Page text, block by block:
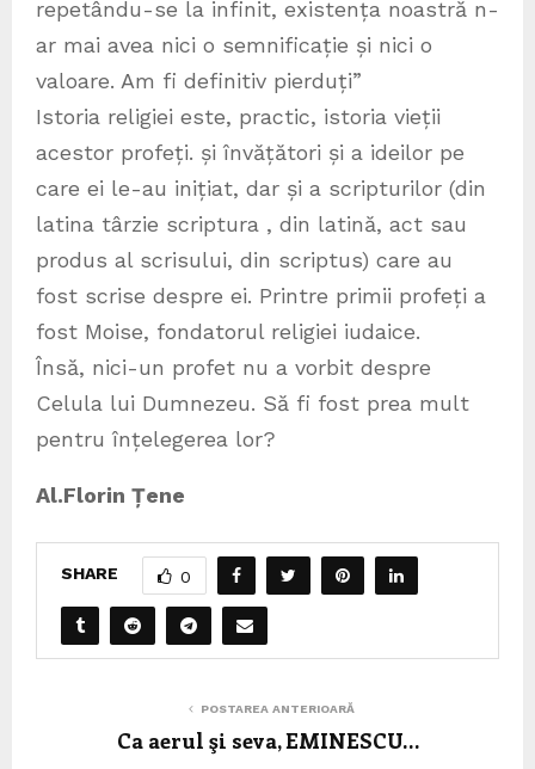
repetându-se la infinit, existența noastră n-
ar mai avea nici o semnificație și nici o
valoare. Am fi definitiv pierduți”
Istoria religiei este, practic, istoria vieții
acestor profeți. și învățători și a ideilor pe
care ei le-au inițiat, dar și a scripturilor (din
latina târzie scriptura , din latină, act sau
produs al scrisului, din scriptus) care au
fost scrise despre ei. Printre primii profeți a
fost Moise, fondatorul religiei iudaice.
Însă, nici-un profet nu a vorbit despre
Celula lui Dumnezeu. Să fi fost prea mult
pentru înțelegerea lor?
Al.Florin Țene
SHARE 0
POSTAREA ANTERIOARĂ
Ca aerul şi seva, EMINESCU…